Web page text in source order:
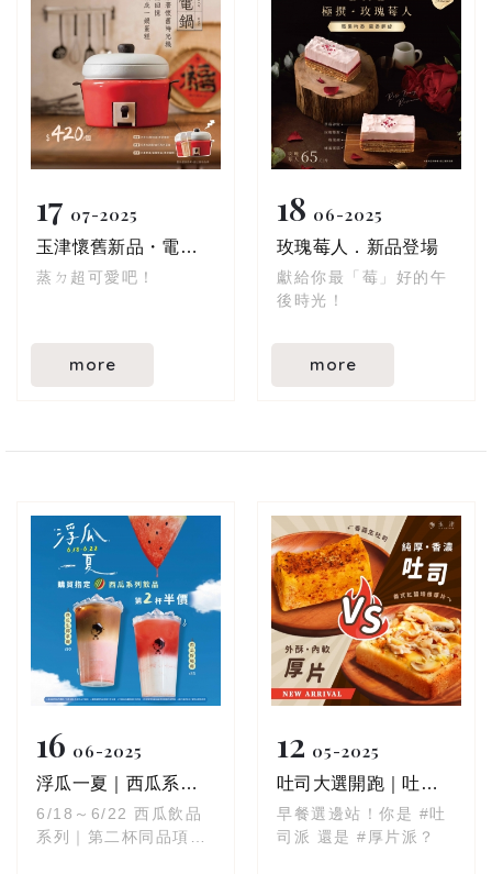
17 07 2025
玉津懷舊新品・電鍋蛋糕
蒸ㄉ超可愛吧！
more
18 06 2025
玫瑰莓人．新品登場
獻給你最「莓」好的午
後時光！
more
16 06 2025
浮瓜一夏｜西瓜系列飲品
6/18～6/22 西瓜飲品
系列｜第二杯同品項半
12 05 2025
吐司大選開跑｜吐司 vs 厚片！
早餐選邊站！你是 #吐
司派 還是 #厚片派？